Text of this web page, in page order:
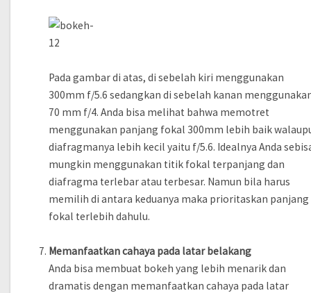
Pada gambar di atas, di sebelah kiri menggunakan
300mm f/5.6 sedangkan di sebelah kanan
70 mm f/4. Anda bisa melihat bahwa memotret
menggunakan panjang fokal 300mm lebih baik
diafragmanya lebih kecil yaitu f/5.6. Idealnya Anda
mungkin menggunakan titik fokal terpanjang dan
diafragma terlebar atau terbesar. Namun bila harus
memilih di antara keduanya maka prioritaskan panjang
fokal terlebih dahulu.
Memanfaatkan cahaya pada latar belakang
Anda bisa membuat bokeh yang lebih menarik dan
dramatis dengan memanfaatkan cahaya pada latar